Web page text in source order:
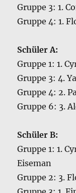
Gruppe 3: 1.
Gruppe 4: 1.
Schüler A:
Gruppe 1: 1.
Gruppe 3: 4.
Gruppe 4: 2.
Gruppe 6: 3.
Schüler B:
Gruppe 1: 1.
Eiseman
Gruppe 2: 3.